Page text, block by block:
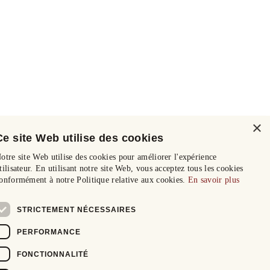
×
site Web utilise des cookies
site Web utilise des cookies pour améliorer l'expérience
En utilisant notre site Web, vous acceptez tous les cookies
à notre Politique relative aux cookies. En savoir plus
STRICTEMENT NÉCESSAIRES
PERFORMANCE
FONCTIONNALITÉ